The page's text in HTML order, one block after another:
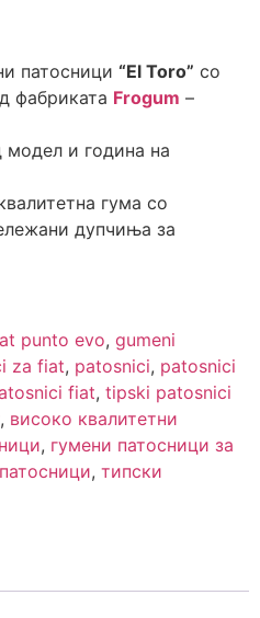
патосници “El Toro” со
фабриката Frogum –
и година на
гума со
дупчиња за
punto evo, gumeni
za fiat, patosnici, patosnici
fiat, tipski patosnici
, високо квалитетни
, гумени патосници за
, типски